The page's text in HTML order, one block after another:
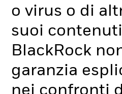
o virus o di
suoi
BlackRock
garanzia
nei confronti